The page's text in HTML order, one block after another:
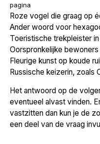
pagina
Roze vogel die graag op
Ander woord voor
Toeristische trekpleister
Oorspronkelijke
Fleurige kunst op koude
Russische keizerin, zoals
Het antwoord op de
eventueel alvast vinden.
vastzitten dan kun je de
een deel van de vraag